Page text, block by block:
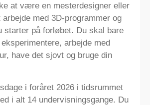
at være en mesterdesigner eller
med 3D-programmer og
starter på forløbet. Du skal bare
arbejde med
have det sjovt og bruge din
i foråret 2026 i tidsrummet
i alt 14 undervisningsgange. Du